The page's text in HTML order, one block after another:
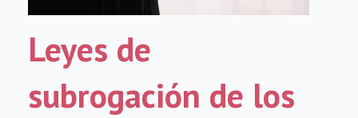
Leyes de
subrogación de los